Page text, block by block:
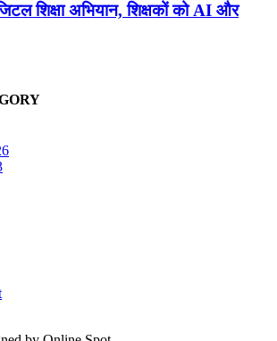
शिक्षा अभियान, शिक्षकों को AI और